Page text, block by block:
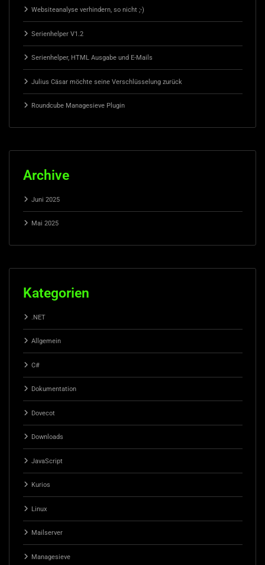
Websiteanalyse verhindern, so nicht ;-)
Serienhelper V1.2
Serienhelper, HTML Ausgabe und E-Mails
Julius Cäsar möchte seine Verschlüsselung zurück
Roundcube Managesieve Plugin
Archive
Juni 2025
Mai 2025
Kategorien
.NET
Allgemein
C#
Dokumentation
Dovecot
Downloads
JavaScript
Kurios
Linux
Mailserver
Managesieve